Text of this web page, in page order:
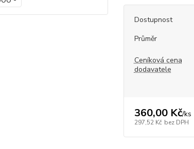
Dostupnost
Průměr
Ceníková cena
dodavatele
360,00 Kč/ks
297,52 Kč bez DPH